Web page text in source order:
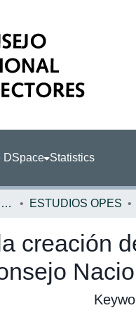
DSpace Statistics
Oficina de Planificación de la Educación Superior (OPES) ESTUDIOS OPES
creación